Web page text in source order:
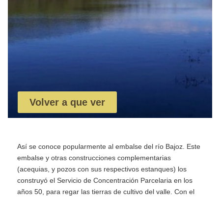
Volver a que ver
Así se conoce popularmente al embalse del río Bajoz. Este
embalse y otras construcciones complementarias
(acequias, y pozos con sus respectivos estanques) los
construyó el Servicio de Concentración Parcelaria en los
años 50, para regar las tierras de cultivo del valle. Con el